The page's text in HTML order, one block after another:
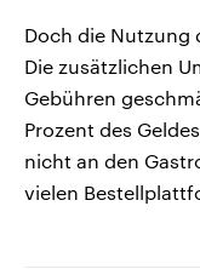
Doch die Nutzung
Die zusätzlichen
Gebühren
Prozent des
nicht an den
vielen